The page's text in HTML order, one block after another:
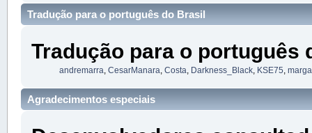
Tradução para o português do Brasil
Tradução para o português
andremarra CesarManara Costa Darkness_Black, KSE75
Agradecimentos especiais